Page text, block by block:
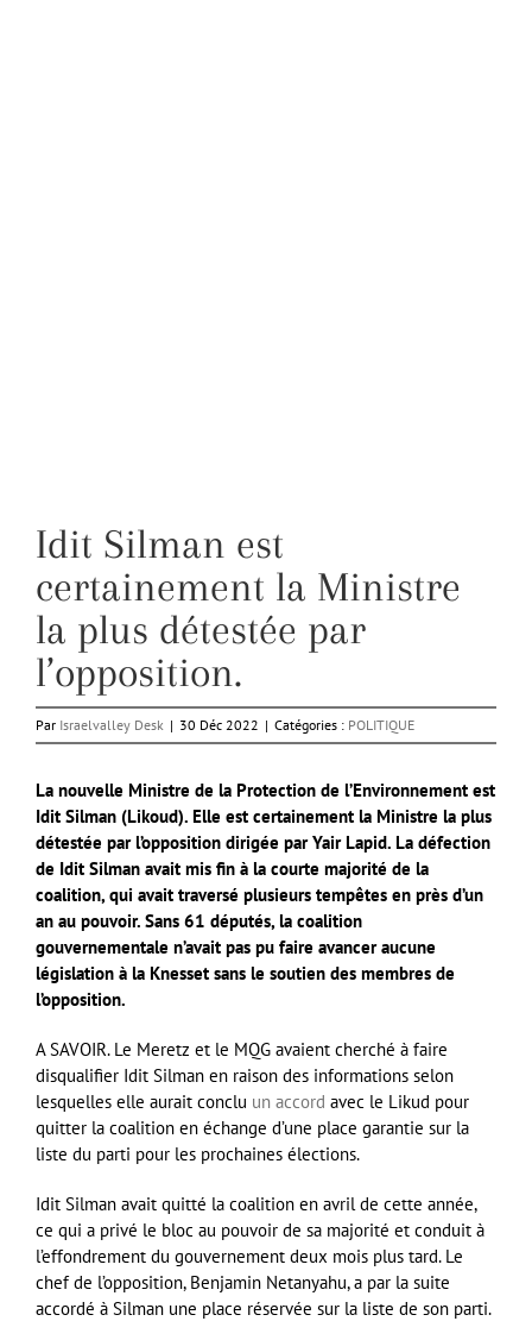
Idit Silman est
certainement la Ministre
la plus détestée par
l’opposition.
Par Israelvalley Desk | 30 Déc 2022 | Catégories : POLITIQUE
La nouvelle Ministre de la Protection de l’Environnement est
Idit Silman (Likoud). Elle est certainement la Ministre la plus
détestée par l’opposition dirigée par Yair Lapid. La défection
de Idit Silman avait mis fin à la courte majorité de la
coalition, qui avait traversé plusieurs tempêtes en près d’un
an au pouvoir. Sans 61 députés, la coalition
gouvernementale n’avait pas pu faire avancer aucune
législation à la Knesset sans le soutien des membres de
l’opposition.
A SAVOIR. Le Meretz et le MQG avaient cherché à faire
disqualifier Idit Silman en raison des informations selon
lesquelles elle aurait conclu un accord avec le Likud pour
quitter la coalition en échange d’une place garantie sur la
liste du parti pour les prochaines élections.
Idit Silman avait quitté la coalition en avril de cette année,
ce qui a privé le bloc au pouvoir de sa majorité et conduit à
l’effondrement du gouvernement deux mois plus tard. Le
chef de l’opposition, Benjamin Netanyahu, a par la suite
accordé à Silman une place réservée sur la liste de son parti.